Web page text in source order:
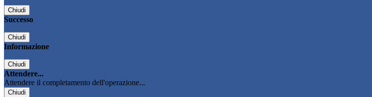
Chiudi
Successo
Chiudi
Informazione
Chiudi
Attendere...
Attendere il completamento dell'operazione...
Chiudi